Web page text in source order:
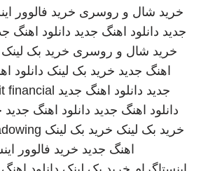
خرید شال و روسری خرید فالوور
جدید دانلود اهنگ جدید دانلود اهنگ
خرید شال و روسری خرید بک لینک
اهنگ جدید خرید بک لینک دانلود
جدید دانلود اهنگ جدید financial
دانلود اهنگ جدید دانلود اهنگ جدید
خرید بک لینک خرید بک لینک
اهنگ جدید خرید فالوور